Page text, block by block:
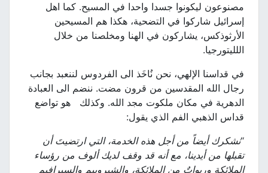
مصنوعون ليكونوا جسدا واحدا في المسيح. كما اهل
إسرائيل شاركوا في التضحية، هكذا هم المسيحين
الأرثوذكس، يشاركون في الهنا ومخلصنا من خلال
اللليتورجيا.
في قداسنا الإلهي، نحن نُاخَذ الى الفردوس لننعبد بجانب
رجال الله المقدسين من قرون مضت. ننضم الى العبادة
الدهرية في مكان ملكوت مجد الله. وكذلك هو تواضع
قداس الذهبي الفم الذي يقول:
نشكرك أيضاً من أجل هذه الخدمة، التي ارتضيتَ أن
تقبلها من أيدينا، مع أنه قد وقف لديك ألوف من رؤساء
الملائكة وربواتٌ من الملائكة، والشيروبيم والسيرافيم